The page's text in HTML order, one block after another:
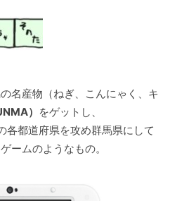
名産物（ねぎ、こんにゃく、キ
） をゲットし、
各都道府県を攻め群馬県にして
ームのようなもの。